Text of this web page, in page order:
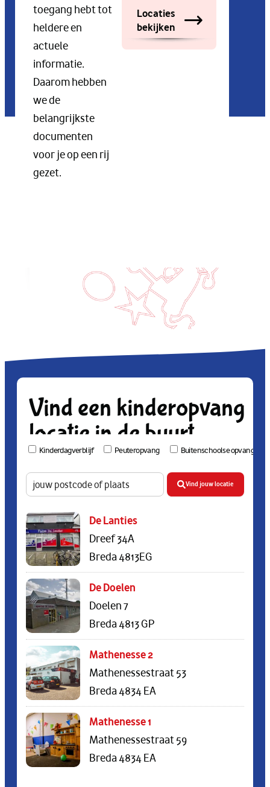
toegang hebt tot
heldere en
actuele
informatie.
Daarom hebben
we de
belangrijkste
documenten
voor je op een rij
gezet.
Locaties
bekijken
Vind een kinderopvang
locatie in de buurt
Kinderdagverblijf Peuteropvang Buitenschoolse opvang
Vind jouw locatie
De Lanties
Dreef 34A
Breda 4813EG
De Doelen
Doelen 7
Breda 4813 GP
Mathenesse 2
Mathenessestraat 53
Breda 4834 EA
Mathenesse 1
Mathenessestraat 59
Breda 4834 EA